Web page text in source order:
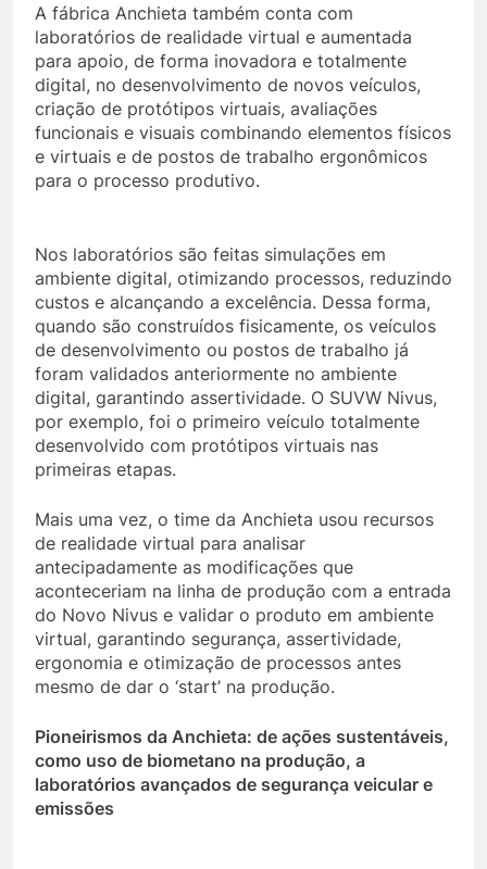
A fábrica Anchieta também conta com
laboratórios de realidade virtual e aumentada
para apoio, de forma inovadora e totalmente
digital, no desenvolvimento de novos veículos,
criação de protótipos virtuais, avaliações
funcionais e visuais combinando elementos físicos
e virtuais e de postos de trabalho ergonômicos
para o processo produtivo.
Nos laboratórios são feitas simulações em
ambiente digital, otimizando processos, reduzindo
custos e alcançando a excelência. Dessa forma,
quando são construídos fisicamente, os veículos
de desenvolvimento ou postos de trabalho já
foram validados anteriormente no ambiente
digital, garantindo assertividade. O SUVW Nivus,
por exemplo, foi o primeiro veículo totalmente
desenvolvido com protótipos virtuais nas
primeiras etapas.
Mais uma vez, o time da Anchieta usou recursos
de realidade virtual para analisar
antecipadamente as modificações que
aconteceriam na linha de produção com a entrada
do Novo Nivus e validar o produto em ambiente
virtual, garantindo segurança, assertividade,
ergonomia e otimização de processos antes
mesmo de dar o ‘start’ na produção.
Pioneirismos da Anchieta: de ações sustentáveis,
como uso de biometano na produção, a
laboratórios avançados de segurança veicular e
emissões